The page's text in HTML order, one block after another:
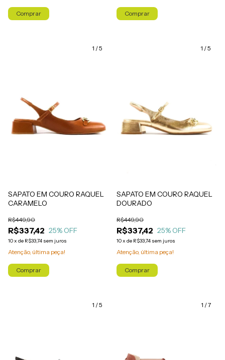
Comprar Comprar
1 /5
SAPATO EM COURO RAQUEL
CARAMELO
R$337,42
R$449,90
25% OFF
10x de R$33,74 sem juros
Atenção, última peça!
Comprar
1 /5
SAPATO EM COURO RAQUEL
DOURADO
R$337,42
R$449,90
25% OFF
10x de R$33,74 sem juros
Atenção, última peça!
Comprar
1 /5 1 /7